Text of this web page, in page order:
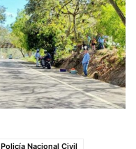
Policía Nacional Civil